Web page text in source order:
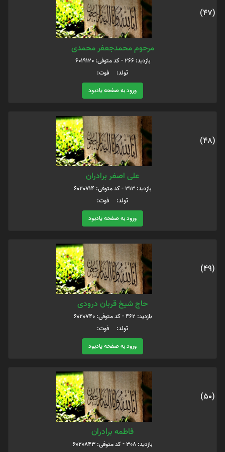
(47)
مرحوم محمدجعفر محمدی
بازدید: 266 - کد متوفی: 6019120
تولد: فوت:
ورود به صفحه یادبود
(48)
علی اصغر برادران
بازدید: 313 - کد متوفی: 6020714
تولد: فوت:
ورود به صفحه یادبود
(49)
حاج شیخ قربان درودی
بازدید: 462 - کد متوفی: 6020740
تولد: فوت:
ورود به صفحه یادبود
(50)
فاطمه برادران
بازدید: 308 - کد متوفی: 6020843